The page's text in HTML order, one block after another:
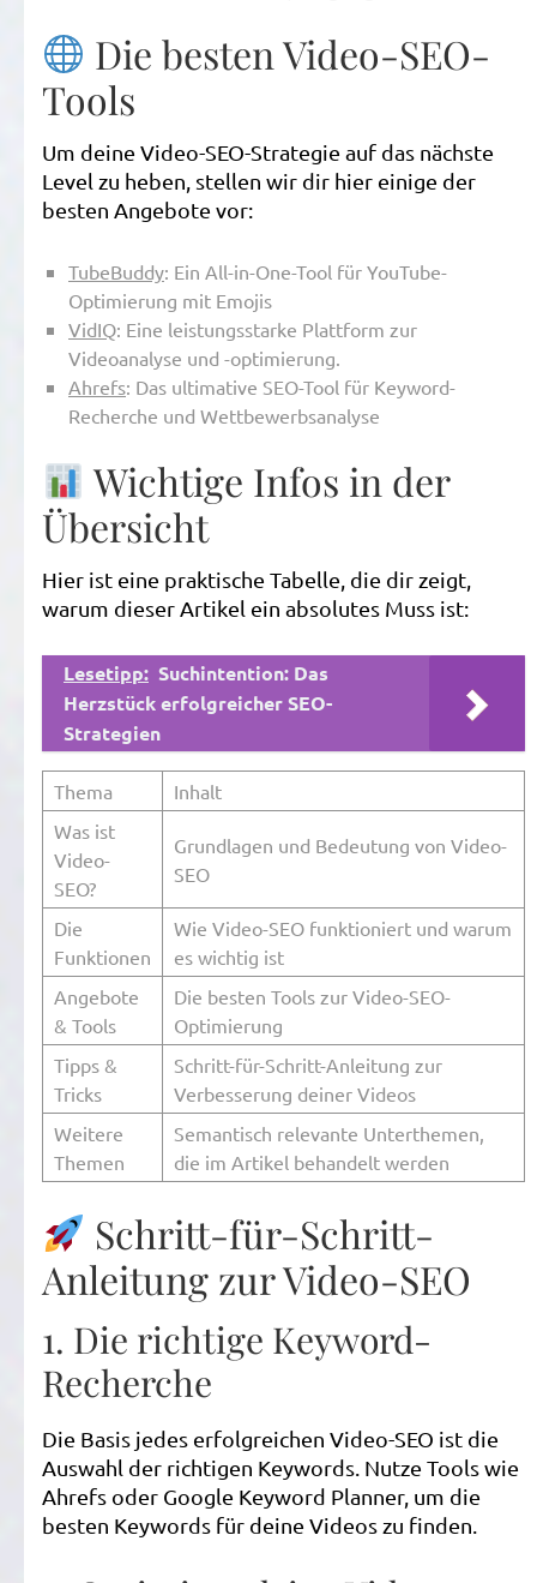
Die besten Video-SEO-
Tools
Um deine Video-SEO-Strategie auf das nächste
Level zu heben, stellen wir dir hier einige der
besten Angebote vor:
TubeBuddy: Ein All-in-One-Tool für YouTube-
Optimierung mit Emojis
VidIQ: Eine leistungsstarke Plattform zur
Videoanalyse und -optimierung.
Ahrefs: Das ultimative SEO-Tool für Keyword-
Recherche und Wettbewerbsanalyse
Wichtige Infos in der
Übersicht
Hier ist eine praktische Tabelle, die dir zeigt,
warum dieser Artikel ein absolutes Muss ist:
Lesetipp: Suchintention: Das
Herzstück erfolgreicher SEO-
Strategien
Thema
Inhalt
Was ist
Video-
SEO?
Grundlagen und Bedeutung von Video-
SEO
Die
Funktionen
Wie Video-SEO funktioniert und warum
es wichtig ist
Angebote
& Tools
Die besten Tools zur Video-SEO-
Optimierung
Tipps &
Tricks
Schritt-für-Schritt-Anleitung zur
Verbesserung deiner Videos
Weitere
Themen
Semantisch relevante Unterthemen,
die im Artikel behandelt werden
Schritt-für-Schritt-
Anleitung zur Video-SEO
1. Die richtige Keyword-
Recherche
Die Basis jedes erfolgreichen Video-SEO ist die
Auswahl der richtigen Keywords. Nutze Tools wie
Ahrefs oder Google Keyword Planner, um die
besten Keywords für deine Videos zu finden.